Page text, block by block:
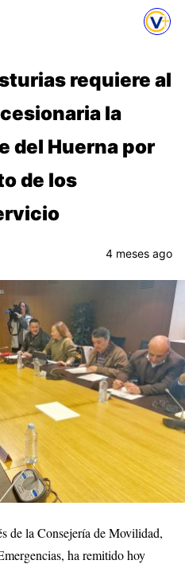
requiere al
la
del Huerna por
de los
4 meses ago
de la Consejería de Movilidad,
ha remitido hoy